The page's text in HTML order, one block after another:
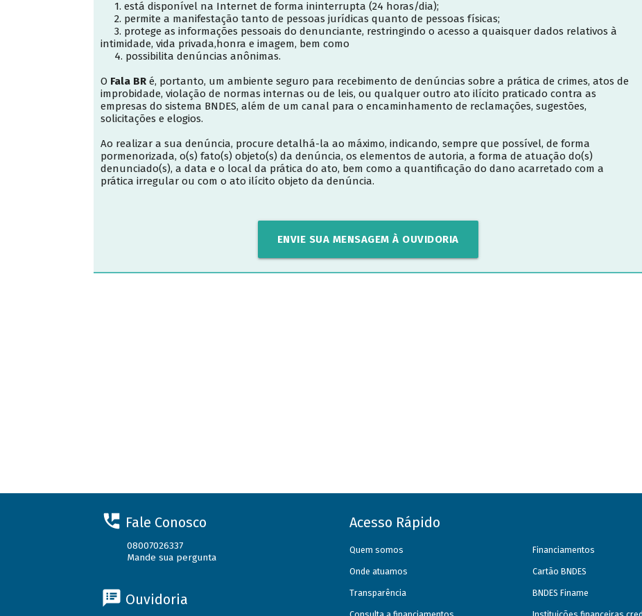
1. está disponível na Internet de forma ininterrupta (24 horas/dia);
2. permite a manifestação tanto de pessoas jurídicas quanto de pessoas físicas;
3. protege as informações pessoais do denunciante, restringindo o acesso a quaisquer dados relativos à
intimidade, vida privada,honra e imagem, bem como
4. possibilita denúncias anônimas.
O Fala BRé, portanto, um ambiente seguro para recebimento de denúncias sobre a prática de crimes, atos de
improbidade, violação de normas internas ou de leis, ou qualquer outro ato ilícito praticado contra as
empresas do sistema BNDES, além de um canal para o encaminhamento de reclamações, sugestões,
solicitações e elogios.
Ao realizar a sua denúncia, procure detalhá-la ao máximo, indicando, sempre que possível, de forma
pormenorizada, o(s) fato(s) objeto(s) da denúncia, os elementos de autoria, a forma de atuação do(s)
denunciado(s), a data e o local da prática do ato, bem como a quantificação do dano acarretado com a
prática irregular ou com o ato ilícito objeto da denúncia.
ENVIE SUA MENSAGEM À OUVIDORIA
Fale Conosco
08007026337
Mande sua pergunta
Ouvidoria
Acesso Rápido
Quem somos
Onde atuamos
Transparência
Financiamentos
Cartão BNDES
BNDES Finame